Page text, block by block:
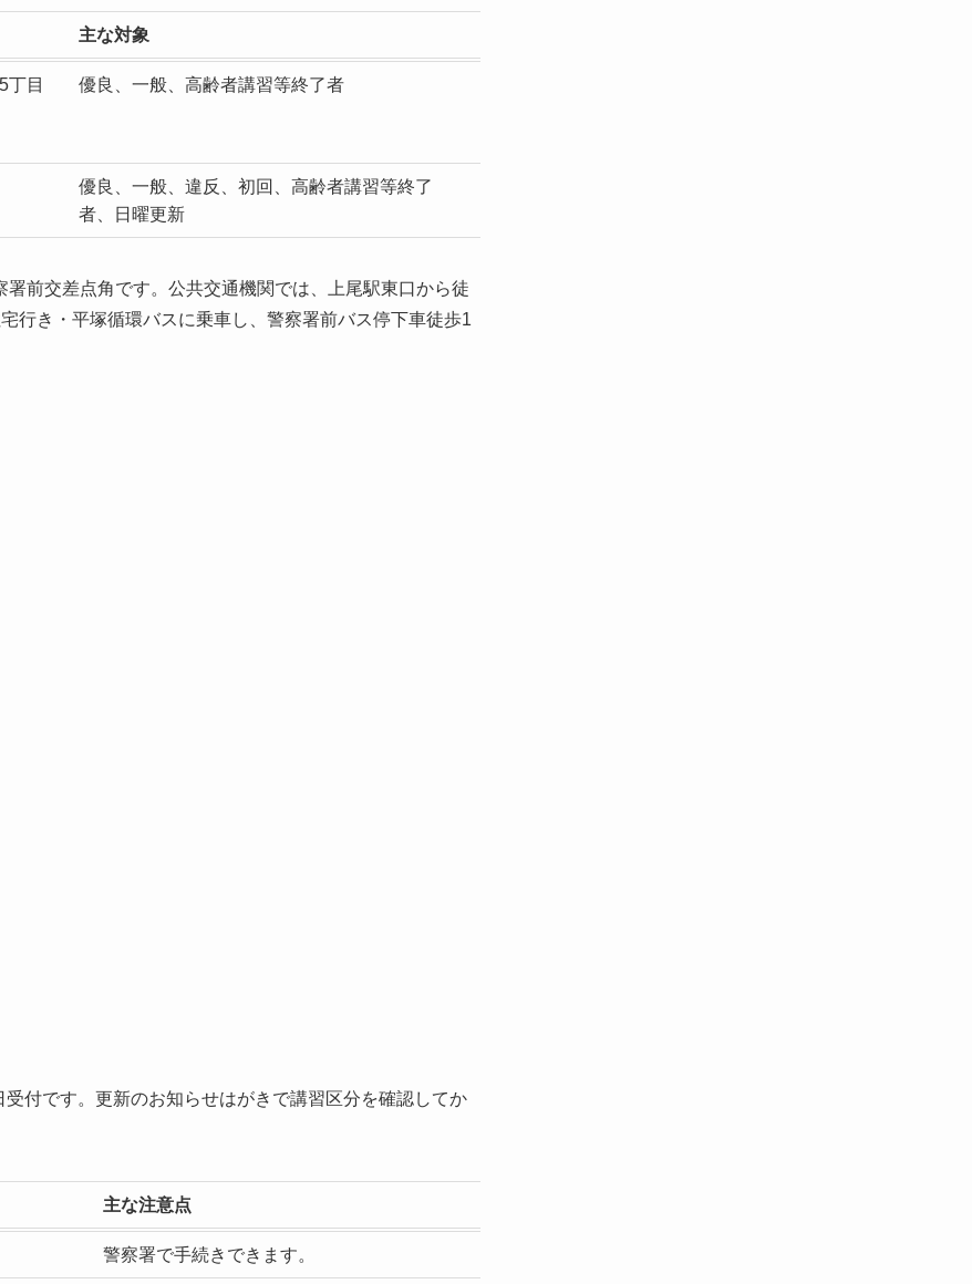
主な対象
丁目
優良、一般、高齢者講習等終了者
優良、一般、違反、初回、高齢者講習等終了
者、日曜更新
前交差点角です。公共交通機関では、上尾駅東口から徒
行き・平塚循環バスに乗車し、警察署前バス停下車徒歩1
付です。更新のお知らせはがきで講習区分を確認してか
主な注意点
警察署で手続きできます。